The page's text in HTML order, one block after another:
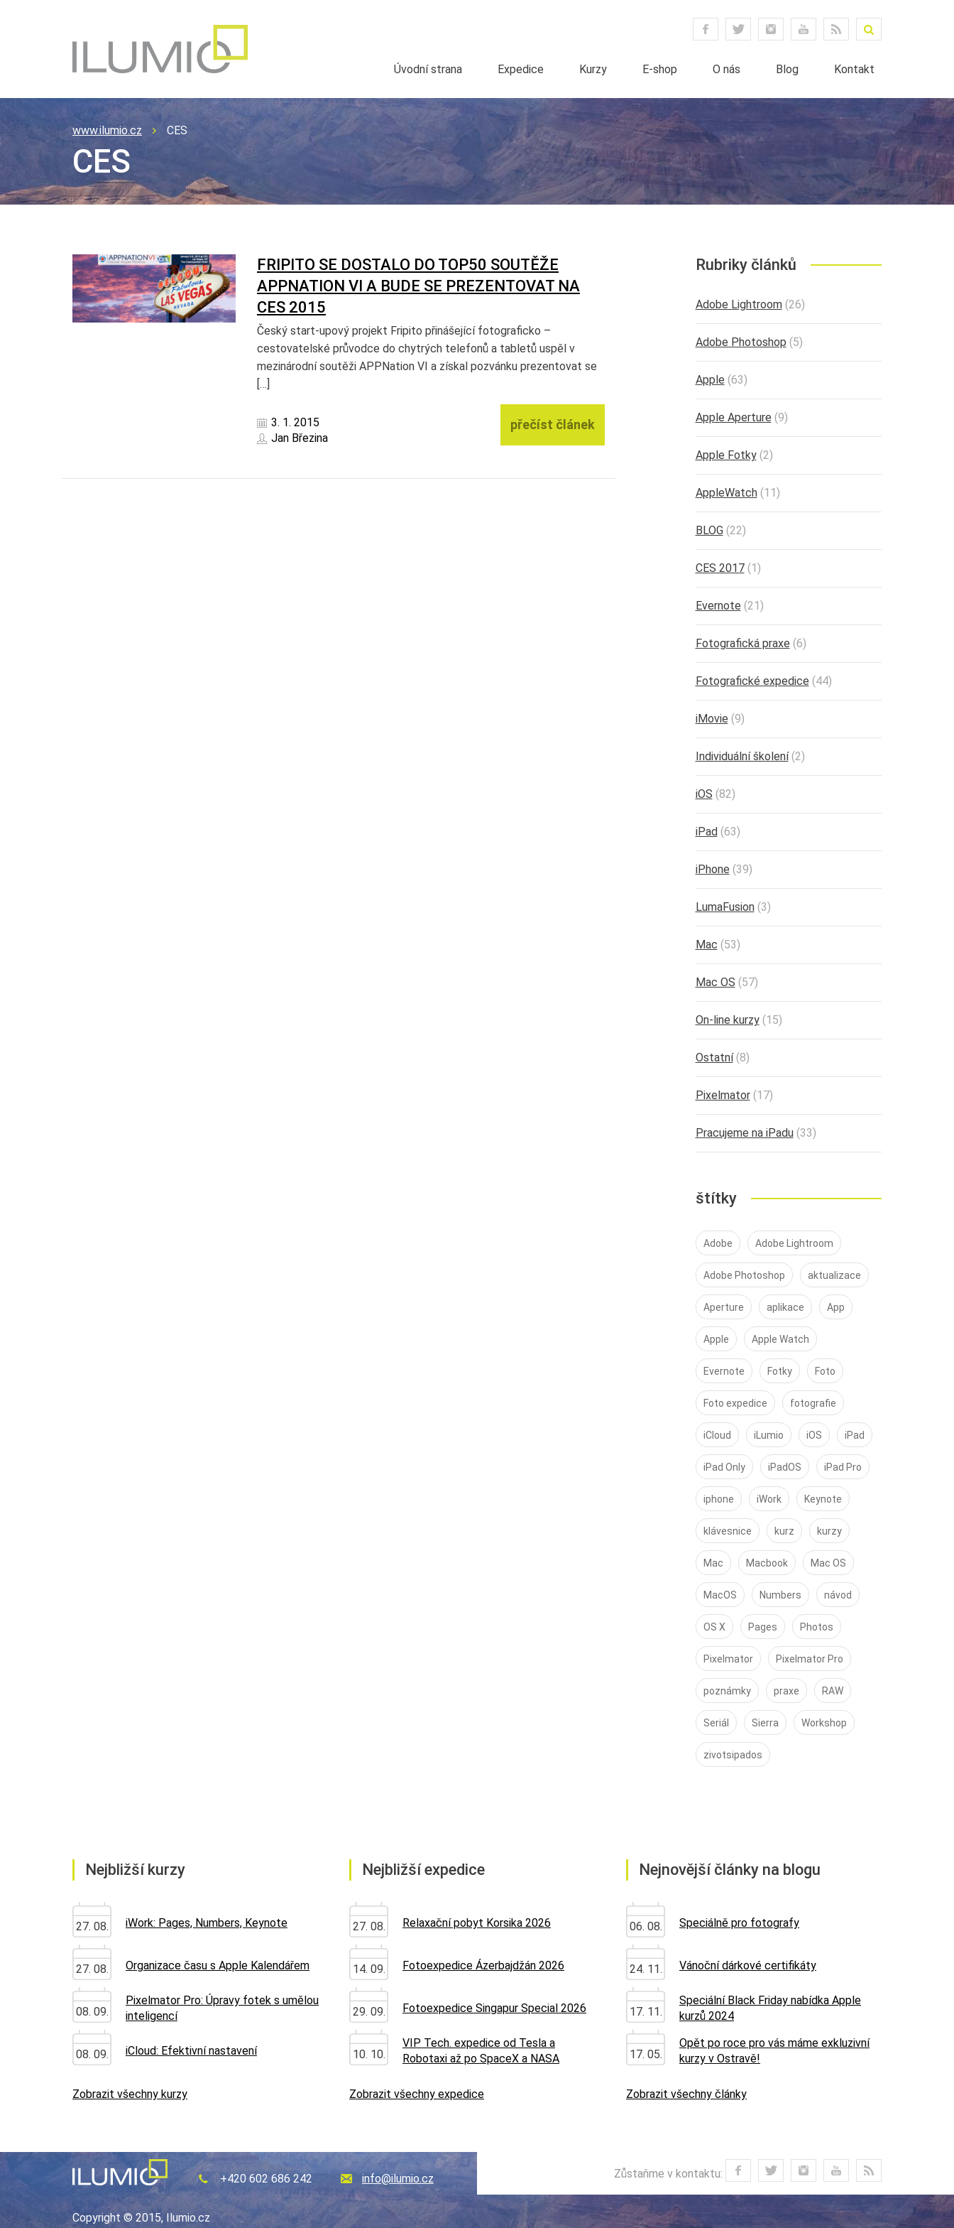
Úvodní strana Expedice Kurzy E-shop O nás Blog Kontakt
www.ilumio.cz CES
CES
FRIPITO SE DOSTALO DO TOP50 SOUTĚŽE
APPNATION VI A BUDE SE PREZENTOVAT NA
CES 2015
Český start-upový projekt Fripito přinášející fotograficko –
cestovatelské průvodce do chytrých telefonů a tabletů uspěl v
mezinárodní soutěži APPNation VI a získal pozvánku prezentovat se
[…]
3. 1. 2015
Jan Březina
přečíst článek
Rubriky článků
Adobe Lightroom(26)
Adobe Photoshop (5)
Apple (63)
Apple Aperture (9)
Apple Fotky(2)
AppleWatch(11)
BLOG(22)
CES 2017(1)
Evernote (21)
Fotografická praxe (6)
Fotografické expedice (44)
iMovie (9)
Individuální školení(2)
iOS (82)
iPad(63)
iPhone (39)
LumaFusion(3)
Mac (53)
Mac OS (57)
On-line kurzy(15)
Ostatní(8)
Pixelmator(17)
Pracujeme na iPadu(33)
štítky
Adobe Adobe Lightroom
Adobe Photoshop aktualizace
Aperture aplikace App
Apple Apple Watch
Evernote Fotky Foto
Foto expedice fotografie
iCloud iLumio iOS iPad
iPad Only iPadOS iPad Pro
iphone iWork Keynote
klávesnice kurz kurzy
Mac Macbook Mac OS
MacOS Numbers návod
OS X Pages Photos
Pixelmator Pixelmator Pro
poznámky praxe RAW
Seriál Sierra Workshop
zivotsipados
Nejbližší kurzy
27. 08. iWork: Pages, Numbers, Keynote
27. 08. Organizace času s Apple Kalendářem
08. 09.
Pixelmator Pro: Úpravy fotek s umělou
inteligencí
08. 09. iCloud: Efektivní nastavení
Zobrazit všechny kurzy
Nejbližší expedice
27. 08. Relaxační pobyt Korsika 2026
14. 09. Fotoexpedice Ázerbajdžán 2026
29. 09. Fotoexpedice Singapur Special 2026
10. 10.
VIP Tech. expedice od Tesla a
Robotaxi až po SpaceX a NASA
Zobrazit všechny expedice
Nejnovější články na blogu
06. 08. Speciálně pro fotografy
24. 11. Vánoční dárkové certifikáty
17. 11.
Speciální Black Friday nabídka Apple
kurzů 2024
17. 05.
Opět po roce pro vás máme exkluzivní
kurzy v Ostravě!
Zobrazit všechny články
+420 602 686 242 info@ilumio.cz Zůstaňme v kontaktu:
Copyright © 2015, Ilumio.cz